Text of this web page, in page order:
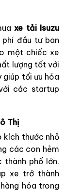
xe tải Isuzu
đầu tư ban
một chiếc xe
lượng tốt với
giúp tối ưu hóa
các startup
Thị
kích thước nhỏ
các con hẻm
thành phố lớn.
xe trở thành
hóa trong